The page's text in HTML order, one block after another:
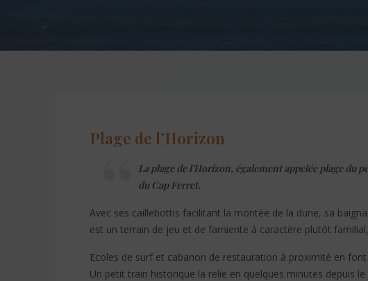
Plage de l’Horizon
La plage de l’Horizon, également appelée plage du
du Cap Ferret.
Avec ses caillebottis facilitant la montée de la dune, sa
est un terrain de jeu et de farniente à caractère plutôt
Ecoles de surf et cabanon de restauration à proximité en
Un petit train historique la relie en quelques minutes depuis